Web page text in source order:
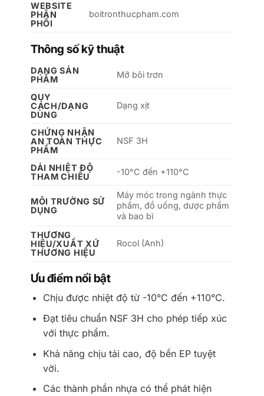
WEBSITE
PHÂN
PHỐI
boitronthucpham.com
Thông số kỹ thuật
DẠNG SẢN
PHẨM
Mỡ bôi trơn
QUY
CÁCH/DẠNG
DÙNG
Dạng xịt
CHỨNG NHẬN
AN TOÀN THỰC
PHẨM
NSF 3H
DẢI NHIỆT ĐỘ
THAM CHIẾU
-10°C đến +110°C
MÔI TRƯỜNG SỬ
DỤNG
Máy móc trong ngành thực
phẩm, đồ uống, dược phẩm
và bao bì
THƯƠNG
HIỆU/XUẤT XỨ
THƯƠNG HIỆU
Rocol (Anh)
Ưu điểm nổi bật
Chịu được nhiệt độ từ -10°C đến +110°C.
Đạt tiêu chuẩn NSF 3H cho phép tiếp xúc
với thực phẩm.
Khả năng chịu tải cao, độ bền EP tuyệt
vời.
Các thành phần nhựa có thể phát hiện